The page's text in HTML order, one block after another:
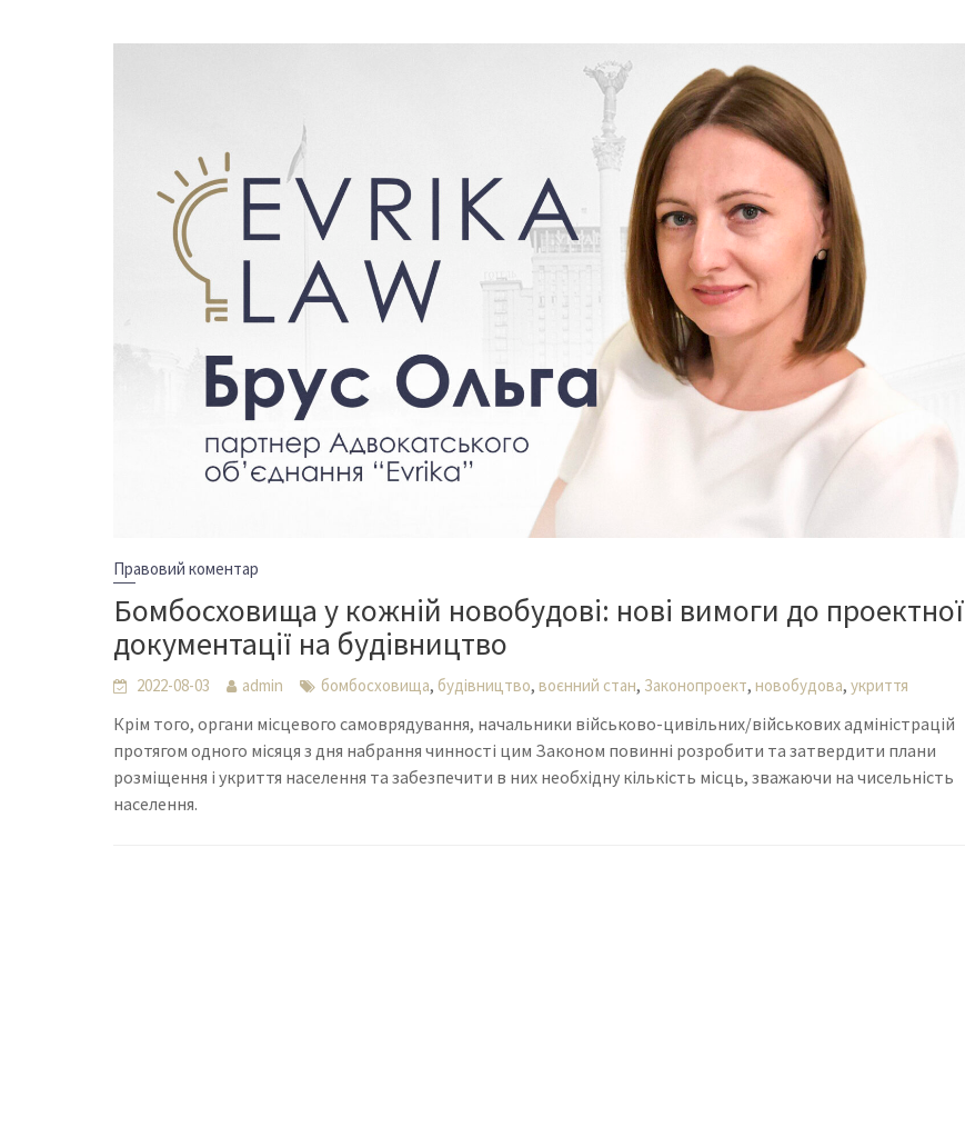
Правовий коментар
Бомбосховища у кожній новобудові: нові вимоги до проектної
документації на будівництво
2022-08-03 admin бомбосховища, будівництво,воєнний стан, Законопроект,новобудова,укриття
Крім того, органи місцевого самоврядування, начальники військово-цивільних/військових адміністрацій
протягом одного місяця з дня набрання чинності цим Законом повинні розробити та затвердити плани
розміщення і укриття населення та забезпечити в них необхідну кількість місць, зважаючи на чисельність
населення.